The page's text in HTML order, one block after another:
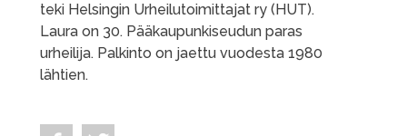
teki Helsingin Urheilutoimittajat ry (HUT).
Laura on 30. Pääkaupunkiseudun paras
urheilija. Palkinto on jaettu vuodesta 1980
lähtien.